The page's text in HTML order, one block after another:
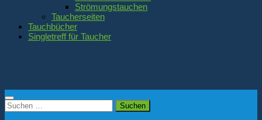
Strömungstauchen
Taucherseiten
Tauchbücher
Singletreff für Taucher
Suchen
nach: